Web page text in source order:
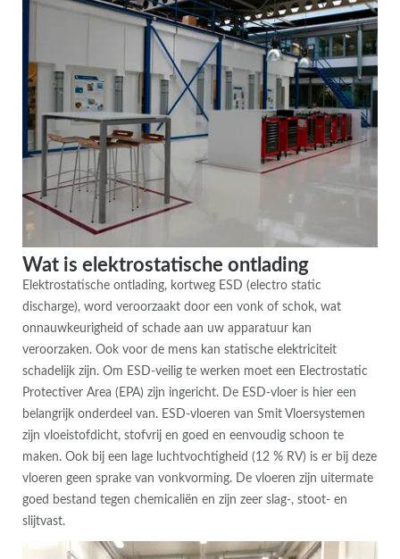
Wat is elektrostatische ontlading
Elektrostatische ontlading, kortweg ESD (electro static
discharge), word veroorzaakt door een vonk of schok, wat
onnauwkeurigheid of schade aan uw apparatuur kan
veroorzaken. Ook voor de mens kan statische elektriciteit
schadelijk zijn. Om ESD-veilig te werken moet een Electrostatic
Protectiver Area (EPA) zijn ingericht. De ESD-vloer is hier een
belangrijk onderdeel van. ESD-vloeren van Smit Vloersystemen
zijn vloeistofdicht, stofvrij en goed en eenvoudig schoon te
maken. Ook bij een lage luchtvochtigheid (12 % RV) is er bij deze
vloeren geen sprake van vonkvorming. De vloeren zijn uitermate
goed bestand tegen chemicaliën en zijn zeer slag-, stoot- en
slijtvast.